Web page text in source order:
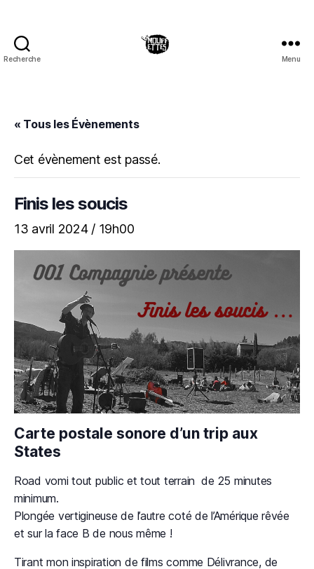
Recherche Menu
« Tous les Évènements
Cet évènement est passé.
Finis les soucis
13 avril 2024 / 19h00
Carte postale sonore d’un trip aux
States
Road vomi tout public et tout terrain de 25 minutes
minimum.
Plongée vertigineuse de l’autre coté de l’Amérique rêvée
et sur la face B de nous même !
Tirant mon inspiration de films comme Délivrance, de